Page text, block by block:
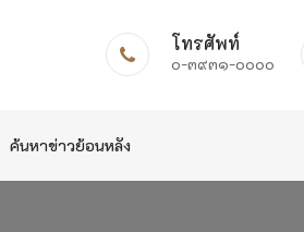
โทรศัพท์
๐-๓๙๓๑-๐๐๐๐
ค้นหาข่าวย้อนหลัง